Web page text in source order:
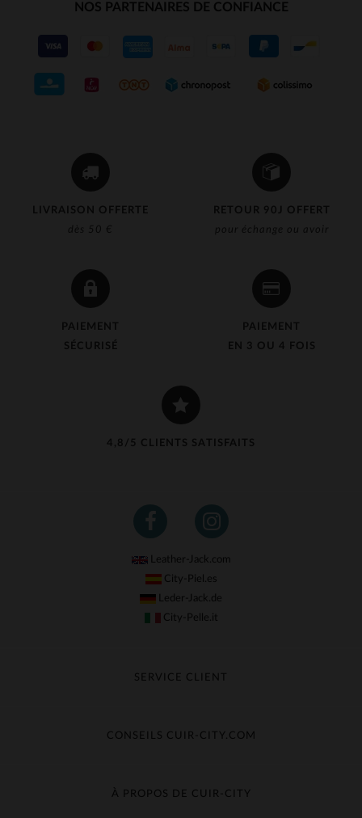
LIVRAISON OFFERTE
dès 50 €
RETOUR 90J OFFERT
pour échange ou avoir
PAIEMENT
SÉCURISÉ
PAIEMENT
EN 3 OU 4 FOIS
4,8/5 CLIENTS SATISFAITS
NOS PARTENAIRES DE CONFIANCE
Leather-Jack.com
City-Piel.es
Leder-Jack.de
City-Pelle.it
SERVICE CLIENT
Échange & Remboursement
Contacter le service client
CONSEILS CUIR-CITY.COM
Guide des matières
À PROPOS DE CUIR-CITY